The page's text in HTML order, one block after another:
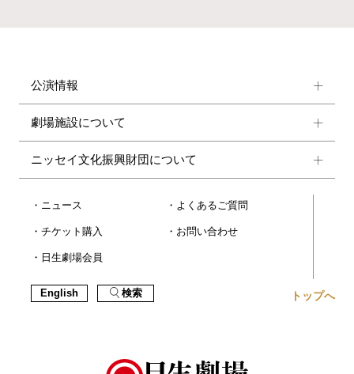
公演情報
劇場施設について
ニッセイ文化振興財団について
ニュース
チケット購入
日生劇場会員
よくあるご質問
お問い合わせ
English 検索 トップへ